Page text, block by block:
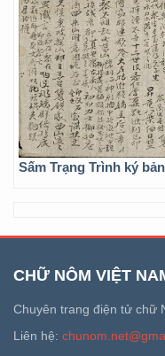
Sấm Trạng Trình ký
CHỮ NÔM VIỆT
Chuyên trang điện tử chữ
Liên hệ: